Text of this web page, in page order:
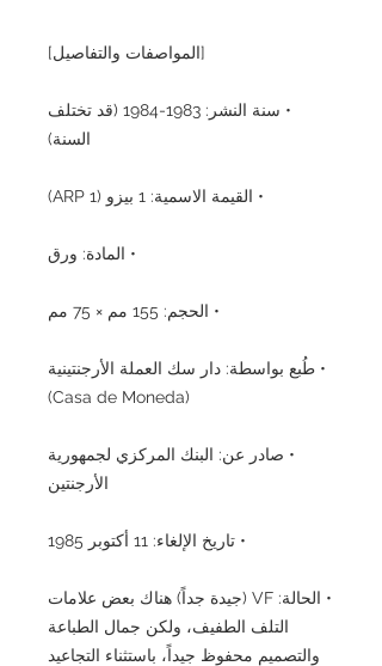
[المواصفات والتفاصيل]
• سنة النشر: 1983-1984 (قد تختلف
السنة)
• القيمة الاسمية: 1 بيزو (1 ARP)
• المادة: ورق
• الحجم: 155 مم × 75 مم
• طُبع بواسطة: دار سك العملة الأرجنتينية
(Casa de Moneda)
• صادر عن: البنك المركزي لجمهورية
الأرجنتين
• تاريخ الإلغاء: 11 أكتوبر 1985
• الحالة: VF (جيدة جداً) هناك بعض علامات
التلف الطفيف، ولكن جمال الطباعة
والتصميم محفوظ جيداً، باستثناء التجاعيد